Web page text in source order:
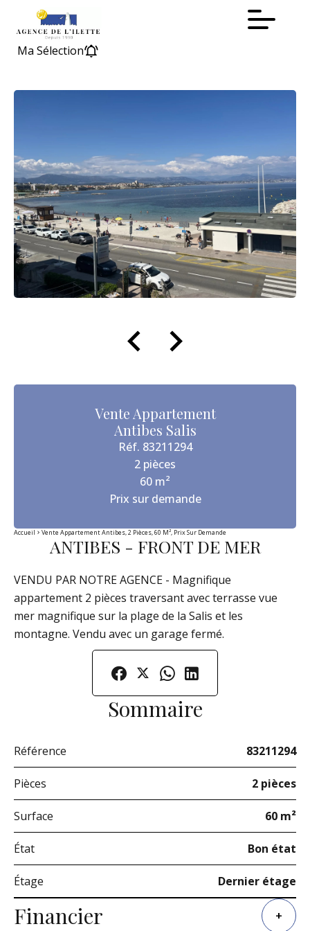
Ma Sélection
Vente Appartement
Antibes Salis
Réf. 83211294
2 pièces
60 m²
Prix sur demande
Accueil Vente Appartement Antibes, 2 Pièces, 60 M², Prix Sur Demande
ANTIBES - FRONT DE MER
VENDU PAR NOTRE AGENCE - Magnifique
appartement 2 pièces traversant avec terrasse vue
mer magnifique sur la plage de la Salis et les
montagne. Vendu avec un garage fermé.
Sommaire
Référence 83211294
Pièces 2 pièces
Surface 60 m²
État Bon état
Étage Dernier étage
Financier +